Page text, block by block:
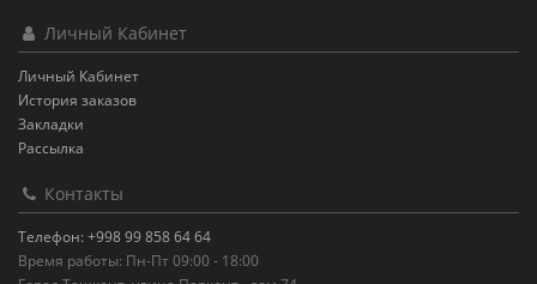
Личный Кабинет
Личный Кабинет
История заказов
Закладки
Рассылка
Контакты
Телефон: +998 99 858 64 64
Время работы: Пн-Пт 09:00 - 18:00